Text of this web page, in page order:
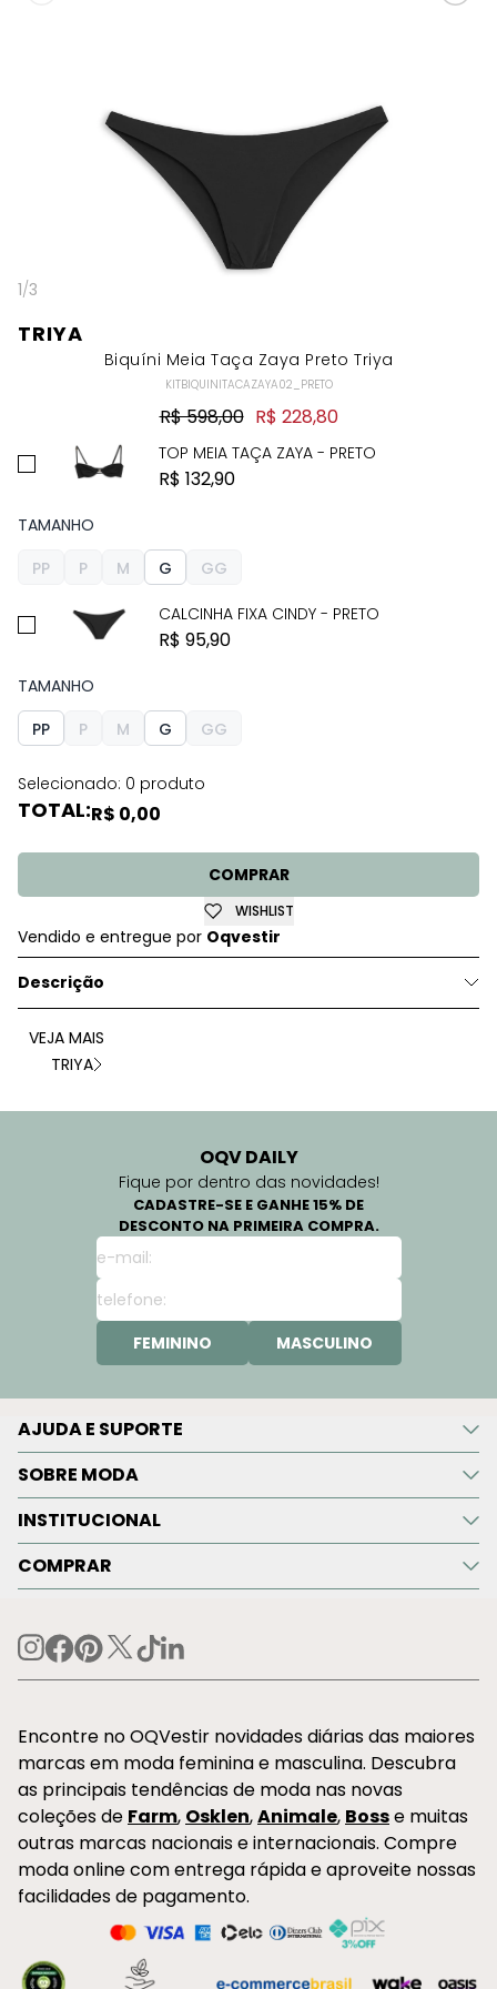
1/3
TRIYA
Biquíni Meia Taça Zaya Preto Triya
KITBIQUINITACAZAYA02_PRETO
R$ 598,00 R$ 228,80
TOP MEIA TAÇA ZAYA - PRETO
R$ 132,90
TAMANHO
PP
P M G GG
CALCINHA FIXA CINDY - PRETO
R$ 95,90
TAMANHO
PP
P M G GG
Selecionado: 0 produto
TOTAL:R$ 0,00
COMPRAR
WISHLIST
Vendido e entregue por Oqvestir
Descrição
VEJA MAIS
TRIYA
OQV DAILY
Fique por dentro das novidades!
CADASTRE-SE E GANHE 15% DE
DESCONTO NA PRIMEIRA COMPRA.
FEMININO MASCULINO
AJUDA E SUPORTE
SOBRE MODA
INSTITUCIONAL
COMPRAR
Encontre no OQVestir novidades diárias das maiores
marcas em moda feminina e masculina. Descubra
as principais tendências de moda nas novas
coleções de Farm, Osklen,Animale, Bosse muitas
outras marcas nacionais e internacionais. Compre
moda online com entrega rápida e aproveite nossas
facilidades de pagamento.